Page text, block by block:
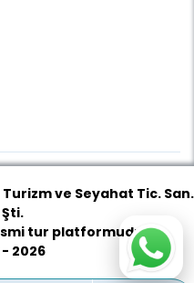
ve Seyahat Tic. San.
tur platformudur.
- 2026